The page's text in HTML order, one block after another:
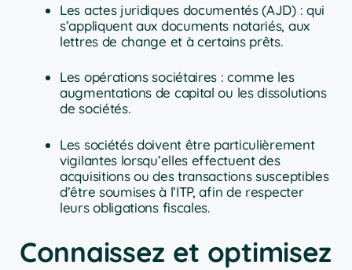
Les actes juridiques documentés (AJD) : qui
s’appliquent aux documents notariés, aux
lettres de change et à certains prêts.
Les opérations sociétaires : comme les
augmentations de capital ou les dissolutions
de sociétés.
Les sociétés doivent être particulièrement
vigilantes lorsqu’elles effectuent des
acquisitions ou des transactions susceptibles
d’être soumises à l’ITP, afin de respecter
leurs obligations fiscales.
Connaissez et optimisez